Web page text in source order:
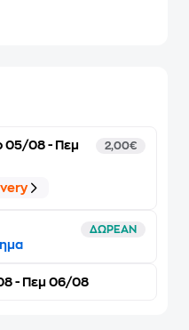
05/08 - Πεμ
2,00€
ΔΩΡΕΑΝ
- Πεμ 06/08